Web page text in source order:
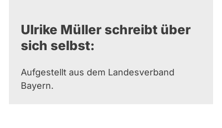
Ulrike Müller schreibt über
sich selbst:
Aufgestellt aus dem Landesverband
Bayern.